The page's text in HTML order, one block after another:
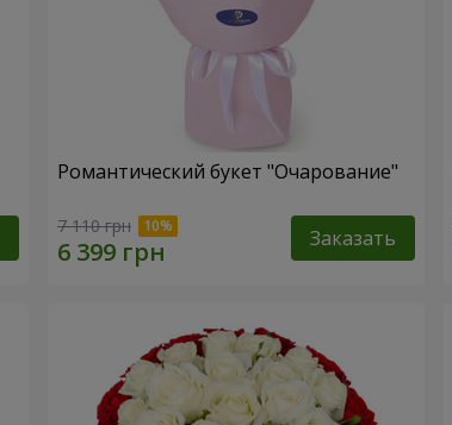
Романтический букет "Очарование"
7 110 грн Заказать